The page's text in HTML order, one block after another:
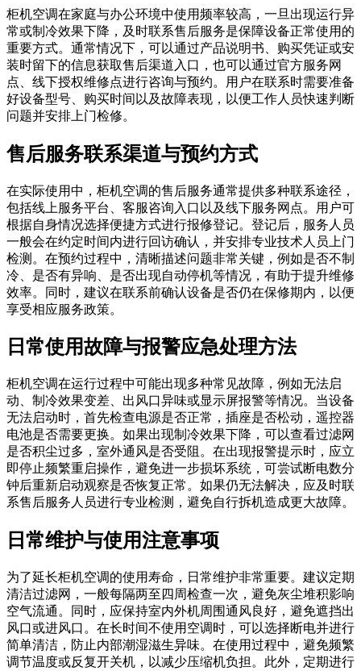
柜机空调在家庭与办公环境中使用频率较高，一旦出现运行异
常或制冷效果下降，及时联系售后服务是保障设备正常使用的
重要方式。通常情况下，可以通过产品说明书、购买凭证或安
装时留下的信息获取售后渠道入口，也可以通过官方服务网
点、线下授权维修点进行咨询与预约。用户在联系时需要准备
好设备型号、购买时间以及故障表现，以便工作人员快速判断
问题并安排上门检修。
售后服务联系渠道与预约方式
在实际使用中，柜机空调的售后服务通常提供多种联系途径，
包括线上服务平台、客服咨询入口以及线下服务网点。用户可
根据自身情况选择便捷方式进行报修登记。登记后，服务人员
一般会在约定时间内进行回访确认，并安排专业技术人员上门
检测。在预约过程中，清晰描述问题非常关键，例如是否不制
冷、是否有异响、是否出现自动停机等情况，有助于提升维修
效率。同时，建议在联系前确认设备是否仍在保修期内，以便
享受相应服务政策。
日常使用故障与报警应急处理方法
柜机空调在运行过程中可能出现多种常见故障，例如无法启
动、制冷效果变差、出风口异味或显示屏报警等情况。当设备
无法启动时，首先检查电源是否正常，插座是否松动，遥控器
电池是否需要更换。如果出现制冷效果下降，可以查看过滤网
是否积尘过多，室外通风是否受阻。在出现报警提示时，应立
即停止频繁重启操作，避免进一步损坏系统，可尝试断电数分
钟后重新启动观察是否恢复正常。如果仍无法解决，应及时联
系售后服务人员进行专业检测，避免自行拆机造成更大故障。
日常维护与使用注意事项
为了延长柜机空调的使用寿命，日常维护非常重要。建议定期
清洁过滤网，一般每隔两至四周检查一次，避免灰尘堆积影响
空气流通。同时，应保持室内外机周围通风良好，避免遮挡出
风口或进风口。在长时间不使用空调时，可以选择断电并进行
简单清洁，防止内部潮湿滋生异味。在使用过程中，避免频繁
调节温度或反复开关机，以减少压缩机负担。此外，定期进行